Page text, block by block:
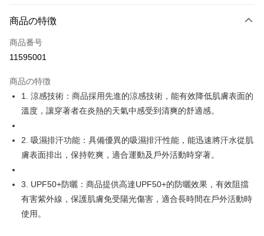
LINE Pay
Apple Pay
Easy Wallet
OP Pay Later
【OP Pay Later 使用説明】
1. 本サービスは台湾大哥大によって提供され、台湾大哥大のユーザーは追
加の申請なしで即時に利用可能です。
いの回数や支払い期限を選択し、支払いを確認すると取引が完了します。
3. 実際の承認額、分割回数および費用については、後続の取引確認ページ
を基準とします。
4. 注文成立後30分以内に確認取引を行わない場合や審査が通過しない場
AFTEE代金後払い
説明
一、 AFTEE代金後払いについて
1.お支払い方法でAFTEE代金後払いを選択すると、携帯電話認証ウィンド
2.SMSで認証してお支払い手続を進めてください。
3.注文するときのお支払いは不要です。商品はご指定の住所に配送されま
ATM払い
商品の特徴
商品番号
11595001
商品の特徴
1. 涼感技術：商品採用先進的涼感技術，能有效降低肌膚表面的
溫度，讓穿著者在炎熱的天氣中感受到清爽的舒適感。
2. 吸濕排汗功能：具備優異的吸濕排汗性能，能迅速將汗水從肌
膚表面排出，保持乾爽，適合運動及戶外活動時穿著。
3. UPF50+防曬：商品提供高達UPF50+的防曬效果，有效阻擋
有害紫外線，保護肌膚免受陽光傷害，適合長時間在戶外活動時
使用。